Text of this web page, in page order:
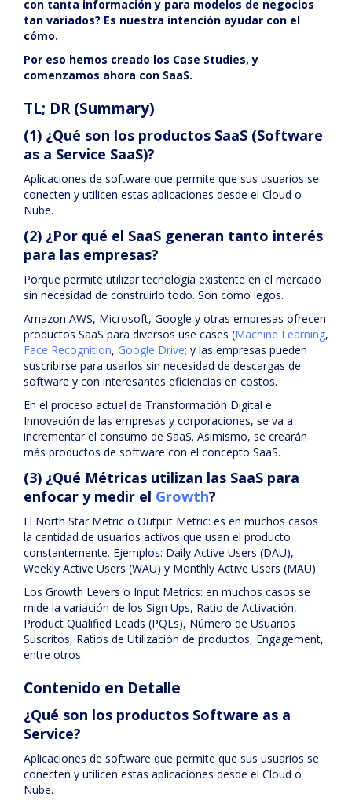
con tanta información y para modelos de negocios
tan variados? Es nuestra intención ayudar con el
cómo.
Por eso hemos creado los Case Studies, y
comenzamos ahora con SaaS.
TL; DR (Summary)
(1) ¿Qué son los productos SaaS (Software
as a Service SaaS)?
Aplicaciones de software que permite que sus usuarios se
conecten y utilicen estas aplicaciones desde el Cloud o
Nube.
(2) ¿Por qué el SaaS generan tanto interés
para las empresas?
Porque permite utilizar tecnología existente en el mercado
sin necesidad de construirlo todo. Son como legos.
Amazon AWS, Microsoft, Google y otras empresas ofrecen
productos SaaS para diversos use cases (Machine Learning,
Face Recognition, Google Drive; y las empresas pueden
suscribirse para usarlos sin necesidad de descargas de
software y con interesantes eficiencias en costos.
En el proceso actual de Transformación Digital e
Innovación de las empresas y corporaciones, se va a
incrementar el consumo de SaaS. Asimismo, se crearán
más productos de software con el concepto SaaS.
(3) ¿Qué Métricas utilizan las SaaS para
enfocar y medir el Growth?
El North Star Metric o Output Metric: es en muchos casos
la cantidad de usuarios activos que usan el producto
constantemente. Ejemplos: Daily Active Users (DAU),
Weekly Active Users (WAU) y Monthly Active Users (MAU).
Los Growth Levers o Input Metrics: en muchos casos se
mide la variación de los Sign Ups, Ratio de Activación,
Product Qualified Leads (PQLs), Número de Usuarios
Suscritos, Ratios de Utilización de productos, Engagement,
entre otros.
Contenido en Detalle
¿Qué son los productos Software as a
Service?
Aplicaciones de software que permite que sus usuarios se
conecten y utilicen estas aplicaciones desde el Cloud o
Nube.